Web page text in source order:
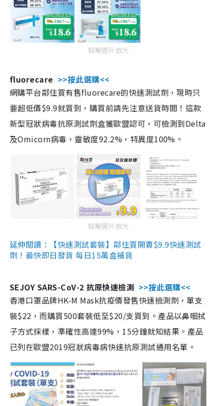
點擊圖片放大
fluorecare >>按此選購<<
網購平台鄰住買有售fluorecare的快速測試劑，現時只
要超低價$9.9就買到，購買前請先注意送貨時間！這款
新型冠狀病毒抗原測試劑盒獲歐盟認可，可檢測到Delta
及Omicorn病毒，靈敏度92.2%，特異度100%。
點擊圖片放大
延伸閱讀：【快速測試套裝】鄰住買開賣$9.9快速測試
劑！最快即日發貨 每日15萬盒補貨
SEJOY SARS-CoV-2 抗原快速檢測 >>按此選購<<
香港口罩品牌HK-M Mask抗疫價發售快速檢測劑，單支
裝$22，而購買500套裝低至$20/支買到。產品以鼻咽拭
子方式採樣，準確性高達99%，15分鐘就知結果。產品
已列在歐盟2019冠狀病毒病快速抗原測試通用名單。